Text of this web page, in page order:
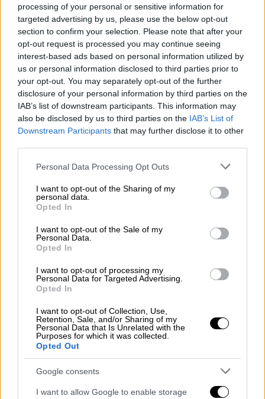
processing of your personal or sensitive information for
targeted advertising by us, please use the below opt-out
section to confirm your selection. Please note that after your
opt-out request is processed you may continue seeing
interest-based ads based on personal information utilized by
us or personal information disclosed to third parties prior to
your opt-out. You may separately opt-out of the further
disclosure of your personal information by third parties on the
IAB’s list of downstream participants. This information may
also be disclosed by us to third parties on the IAB’s List of
Downstream Participants that may further disclose it to other
Please note that this website/app uses one or more Google
not limited to your visit or usage behaviour. You may click to
grant or deny consent to Google and its third-party tags to
use your data for below specified purposes in below Google
consent section.
Personal Data Processing Opt Outs
I want to opt-out of the Sharing of my
personal data.
Opted In
I want to opt-out of the Sale of my
Personal Data.
Opted In
I want to opt-out of processing my
Personal Data for Targeted Advertising.
Opted In
I want to opt-out of Collection, Use,
Retention, Sale, and/or Sharing of my
Personal Data that Is Unrelated with the
Purposes for which it was collected.
Opted Out
Google consents
I want to allow Google to enable storage
Πρεμιέρα την επόμενη σεζόν αποκλειστικά
στην Cosmote TV
Τηλεόραση|03.05.2023 19:37
Σωτήρης Τσαφούλιας: Ξεκίνησαν τα
γυρίσματα της νέας σειράς «17
Κλωστές» - Αυτοί είναι οι ηθοποιοί που
Η σειρά έξι επεισοδίων βασίζεται στο
ομώνυμο βιβλίο του Πάνου Δημάκη και
εξιστορεί μία από τις μεγαλύτερες μαζικές
δολοφονίες που γνώρισε ποτέ η χώρα